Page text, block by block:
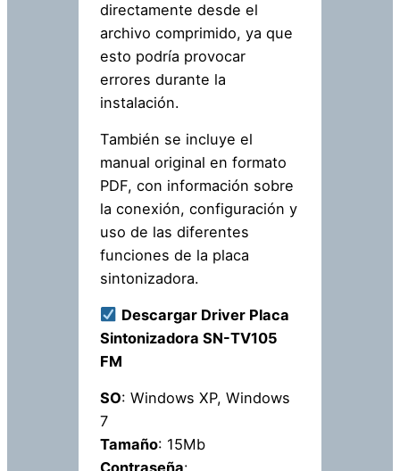
directamente desde el
archivo comprimido, ya que
esto podría provocar
errores durante la
instalación.
También se incluye el
manual original en formato
PDF, con información sobre
la conexión, configuración y
uso de las diferentes
funciones de la placa
sintonizadora.
Descargar Driver Placa
Sintonizadora SN-TV105
FM
SO: Windows XP, Windows
7
Tamaño: 15Mb
Contraseña: